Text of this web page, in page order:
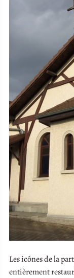
Les icônes de la
entièrement